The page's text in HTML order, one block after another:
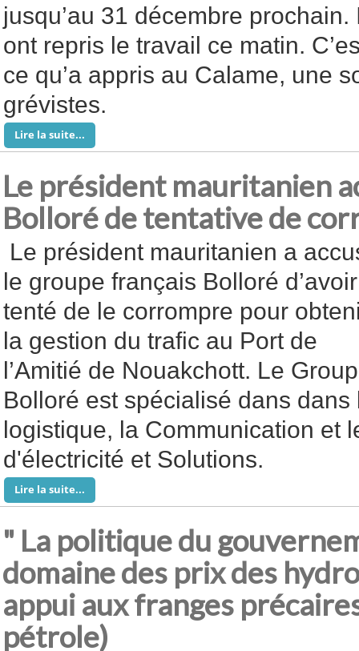
jusqu’au 31 décembre prochain.
ont repris le travail ce matin.
ce qu’a appris au Calame, une
grévistes.
Lire la suite...
Le président mauritanien
Bolloré de tentative de
Le président mauritanien a
le groupe français Bolloré d’avoir
tenté de le corrompre pour
la gestion du trafic au Port de
l’Amitié de Nouakchott. Le
Bolloré est spécialisé dans dans
logistique, la Communication et
d'électricité et Solutions.
Lire la suite...
" La politique du
domaine des prix des
appui aux franges
pétrole)